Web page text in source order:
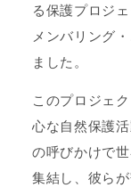
る保護プロジ
メンバリング
ました。
このプロジェ
心な自然保護
の呼びかけで
集結し、彼ら